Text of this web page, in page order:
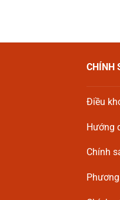
CHÍNH
Điều
Hướng
Chính